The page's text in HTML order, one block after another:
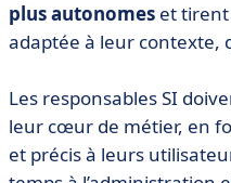
plus autonomes et tirent
adaptée à leur contexte,
Les responsables SI
leur cœur de métier, en
et précis à leurs